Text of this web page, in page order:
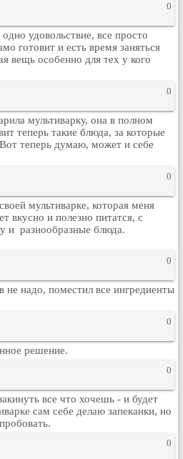
0
удовольствие, все просто
готовит и есть время заняться
вещь особенно для тех у кого
0
мультиварку, она в полном
теперь такие блюда, за которые
теперь думаю, может и себе
0
мультиварке, которая меня
вкусно и полезно питатся, с
и разнообразные блюда.
0
не надо, поместил все ингредиенты
0
решение.
0
все что хочешь - и будет
сам себе делаю запеканки, но
0